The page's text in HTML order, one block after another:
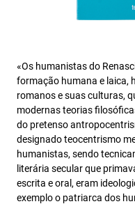
«Os humanistas do
formação humana e laica,
romanos e suas culturas,
modernas teorias
do pretenso
designado teocentrismo
humanistas, sendo
literária secular que
escrita e oral, eram
exemplo o patriarca dos